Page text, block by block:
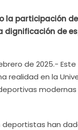
la participación
dignificación de
de 2025.-
realidad en la
deportistas han